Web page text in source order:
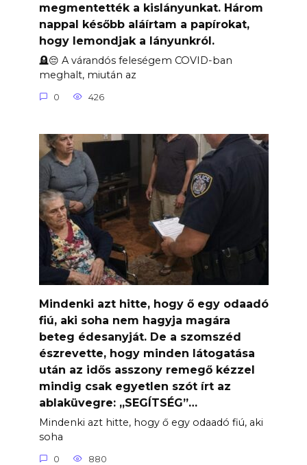
megmentették a kislányunkat. Három
nappal később aláírtam a papírokat,
hogy lemondjak a lányunkról.
🪦😔 A várandós feleségem COVID-ban
meghalt, miután az
0 426
Mindenki azt hitte, hogy ő egy odaadó
fiú, aki soha nem hagyja magára
beteg édesanyját. De a szomszéd
észrevette, hogy minden látogatása
után az idős asszony remegő kézzel
mindig csak egyetlen szót írt az
ablaküvegre: „SEGÍTSÉG”…
Mindenki azt hitte, hogy ő egy odaadó fiú, aki
soha
0 880